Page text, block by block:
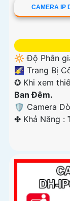
CAMERA IP
🔆 Độ Phân
🌠 Trang Bị
✪ Khi xem
Ban Ðêm.
🛡 Camera
️✤ Khả Năng :